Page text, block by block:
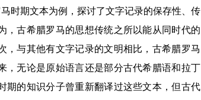
时期文本为例，探讨了文字记录的保存性、传
，古希腊罗马的思想传统之所以能从同时代的
，与其他有文字记录的文明相比，古希腊罗马
，无论是原始语言还是部分古代希腊语和拉丁
期的知识分子曾重新翻译过这些文本，但古代